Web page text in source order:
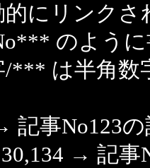
的にリンクさ
のよう
/*** は半角数
記事No123
→ 記